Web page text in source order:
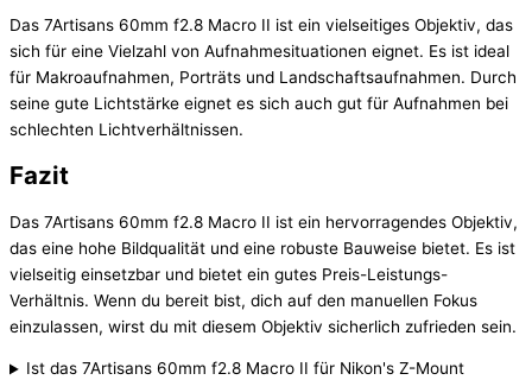
Das 7Artisans 60mm f2.8 Macro II ist ein vielseitiges Objektiv, das
sich für eine Vielzahl von Aufnahmesituationen eignet. Es ist ideal
für Makroaufnahmen, Porträts und Landschaftsaufnahmen. Durch
seine gute Lichtstärke eignet es sich auch gut für Aufnahmen bei
schlechten Lichtverhältnissen.
Fazit
Das 7Artisans 60mm f2.8 Macro II ist ein hervorragendes Objektiv,
das eine hohe Bildqualität und eine robuste Bauweise bietet. Es ist
vielseitig einsetzbar und bietet ein gutes Preis-Leistungs-
Verhältnis. Wenn du bereit bist, dich auf den manuellen Fokus
einzulassen, wirst du mit diesem Objektiv sicherlich zufrieden sein.
Ist das 7Artisans 60mm f2.8 Macro II für Nikon's Z-Mount